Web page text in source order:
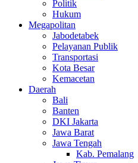
Politik
Hukum
Megapolitan
Jabodetabek
Pelayanan Publik
Transportasi
Kota Besar
Kemacetan
Daerah
Bali
Banten
DKI Jakarta
Jawa Barat
Jawa Tengah
Kab. Pemalang